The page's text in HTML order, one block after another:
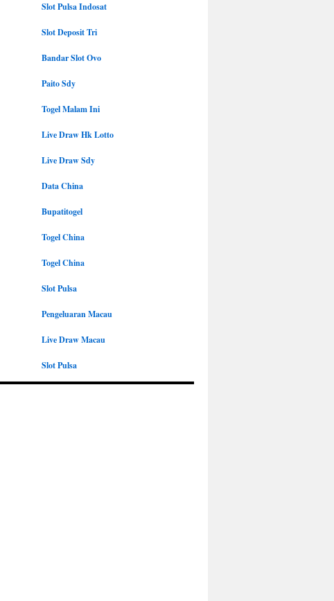
Slot Pulsa Indosat
Slot Deposit Tri
Bandar Slot Ovo
Paito Sdy
Togel Malam Ini
Live Draw Hk Lotto
Live Draw Sdy
Data China
Bupatitogel
Togel China
Togel China
Slot Pulsa
Pengeluaran Macau
Live Draw Macau
Slot Pulsa